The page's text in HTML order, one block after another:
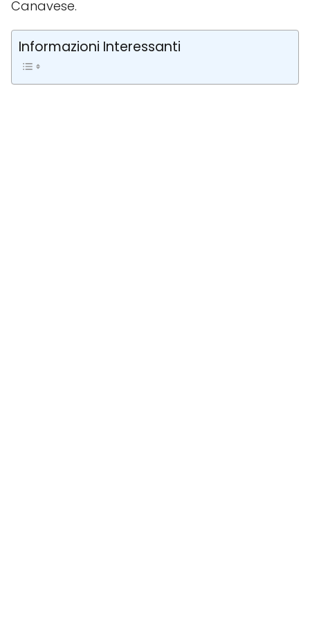
Canavese.
Informazioni Interessanti